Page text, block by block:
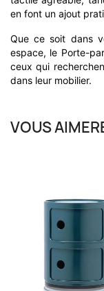
en font un ajout
Que ce soit dans
espace, le Porte-
ceux qui
dans leur mobilier.
VOUS